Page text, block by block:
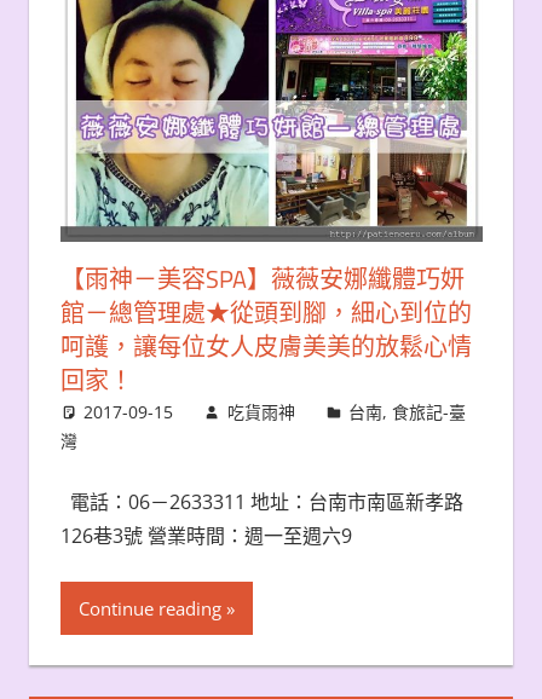
【雨神－美容SPA】薇薇安娜纖體巧妍
館－總管理處★從頭到腳，細心到位的
呵護，讓每位女人皮膚美美的放鬆心情
回家！
2017-09-15 吃貨雨神 台南,食旅記-臺
灣
電話：06－2633311 地址：台南市南區新孝路
126巷3號 營業時間：週一至週六9
Continue reading